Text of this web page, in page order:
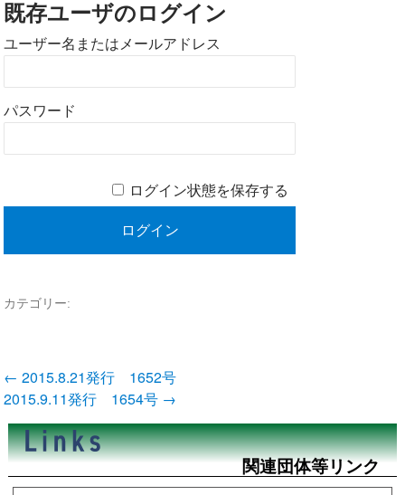
既存ユーザのログイン
ユーザー名またはメールアドレス
パスワード
ログイン状態を保存する
カテゴリー:
投
稿
ナ
ビ
ゲ
ー
シ
← 2015.8.21発行 1652号
2015.9.11発行 1654号 →
関連団体等リンク